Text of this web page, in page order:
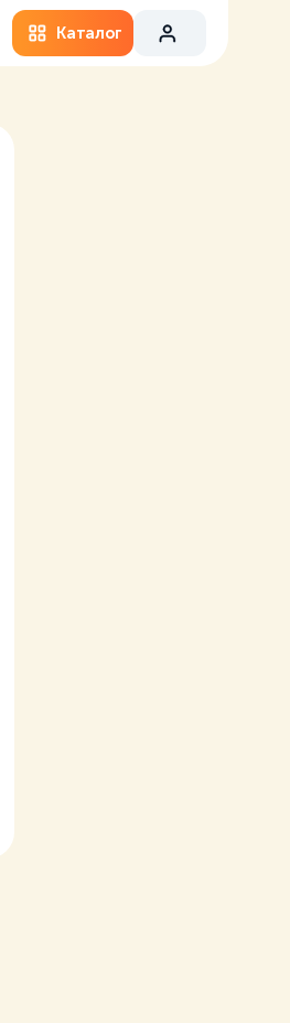
Каталог